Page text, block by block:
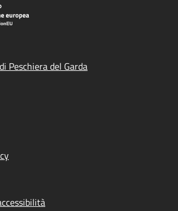
Peschiera del Garda